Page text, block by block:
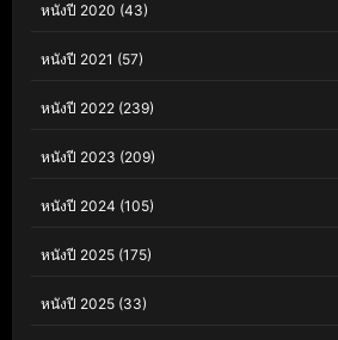
หนังปี 2020 (43)
หนังปี 2021 (57)
หนังปี 2022 (239)
หนังปี 2023 (209)
หนังปี 2024 (105)
หนังปี 2025 (175)
หนังปี 2025 (33)